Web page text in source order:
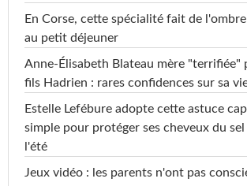
En Corse, cette spécialité fait de
au petit déjeuner
Anne-Élisabeth Blateau mère "terrifiée"
fils Hadrien : rares confidences sur sa
Estelle Lefébure adopte cette astuce
simple pour protéger ses cheveux du
l'été
Jeux vidéo : les parents n'ont pas